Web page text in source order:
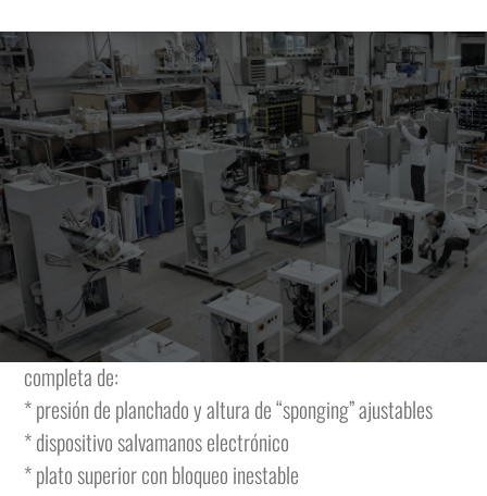
555.04-5002
ABERTURA COSTURAS PIE DE CUELLO Y PLANCHADO CUELLO EN
PROCESO DE FABRICACION
Máquina de planchar electroneumática con formas
calentadas a vapor, plato superior vaporizante y móvil
montado sobre brazo balanceador y plato inferior fijo.
La máquina tiene las siguientes características y se
completa de:
* presión de planchado y altura de “sponging” ajustables
* dispositivo salvamanos electrónico
* plato superior con bloqueo inestable